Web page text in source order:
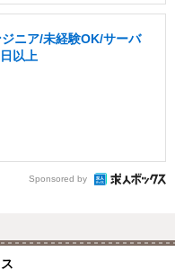
ニア/未経験OK/サーバ
以上
Sponsored by